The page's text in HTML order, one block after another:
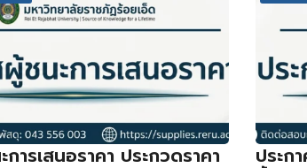
การเสนอราคา ประกวดราคา
ประก